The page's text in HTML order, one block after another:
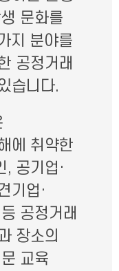
문화를
지 분야를
공정거래
습니다.
에 취약한
, 공기업·
기업·
공정거래
장소의
교육